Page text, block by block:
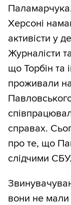
Херсоні
активісти у
Журналісти
що Торбін та
проживали на
справах.
про те, що
слідчими СБУ.
вони не мали